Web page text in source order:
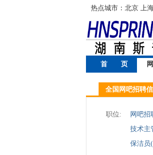
热点城市： 北京 上
首 页
全国网吧招聘
职位: 网吧招
技术主
保洁员